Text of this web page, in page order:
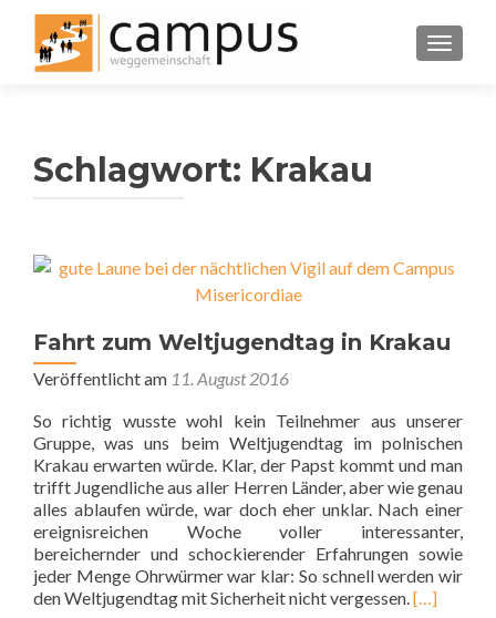
Schlagwort: Krakau
Fahrt zum Weltjugendtag in Krakau
Veröffentlicht am 11. August 2016
So richtig wusste wohl kein Teilnehmer aus unserer
Gruppe, was uns beim Weltjugendtag im polnischen
Krakau erwarten würde. Klar, der Papst kommt und man
trifft Jugendliche aus aller Herren Länder, aber wie genau
alles ablaufen würde, war doch eher unklar. Nach einer
ereignisreichen Woche voller interessanter,
bereichernder und schockierender Erfahrungen sowie
jeder Menge Ohrwürmer war klar: So schnell werden wir
den Weltjugendtag mit Sicherheit nicht vergessen.[…]